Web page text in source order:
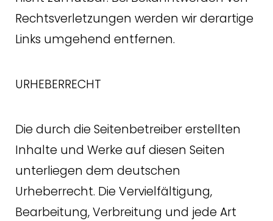
Rechtsverletzungen werden wir derartige
Links umgehend entfernen.
URHEBERRECHT
Die durch die Seitenbetreiber erstellten
Inhalte und Werke auf diesen Seiten
unterliegen dem deutschen
Urheberrecht. Die Vervielfältigung,
Bearbeitung, Verbreitung und jede Art